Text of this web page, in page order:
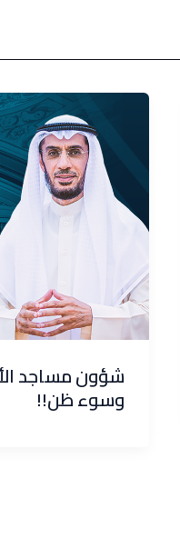
شؤون مساجد
وسوء ظن!!